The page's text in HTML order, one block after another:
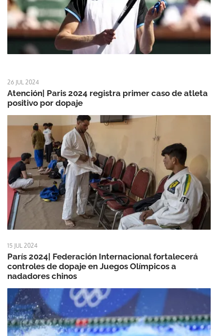
26 JUL 2024
Atención| Paris 2024 registra primer caso de atleta
positivo por dopaje
15 JUL 2024
París 2024| Federación Internacional fortalecerá
controles de dopaje en Juegos Olímpicos a
nadadores chinos